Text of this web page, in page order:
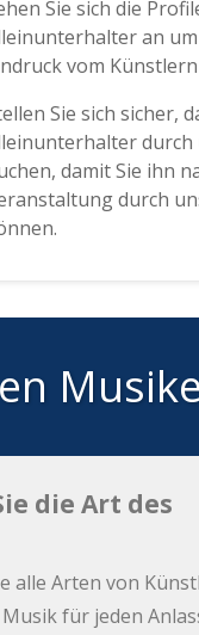
Sie sich die
an
vom
Sie sich sicher,
durch
damit Sie ihn
durch
die Art des
alle Arten von
für jeden